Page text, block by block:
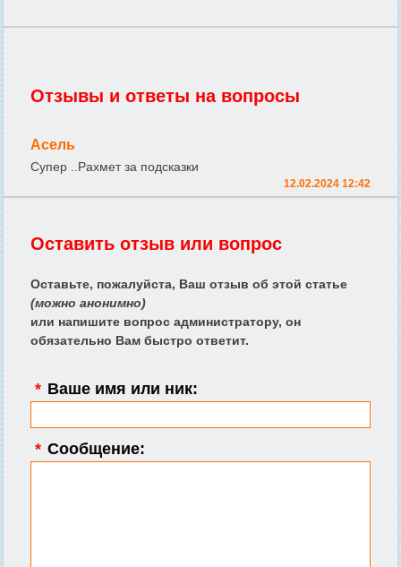
Отзывы и ответы на вопросы
Асель
Супер ..Рахмет за подсказки
12.02.2024 12:42
Оставить отзыв или вопрос
Оставьте, пожалуйста, Ваш отзыв об этой статье
(можно анонимно)
или напишите вопрос администратору, он
обязательно Вам быстро ответит.
* Ваше имя или ник:
* Сообщение: